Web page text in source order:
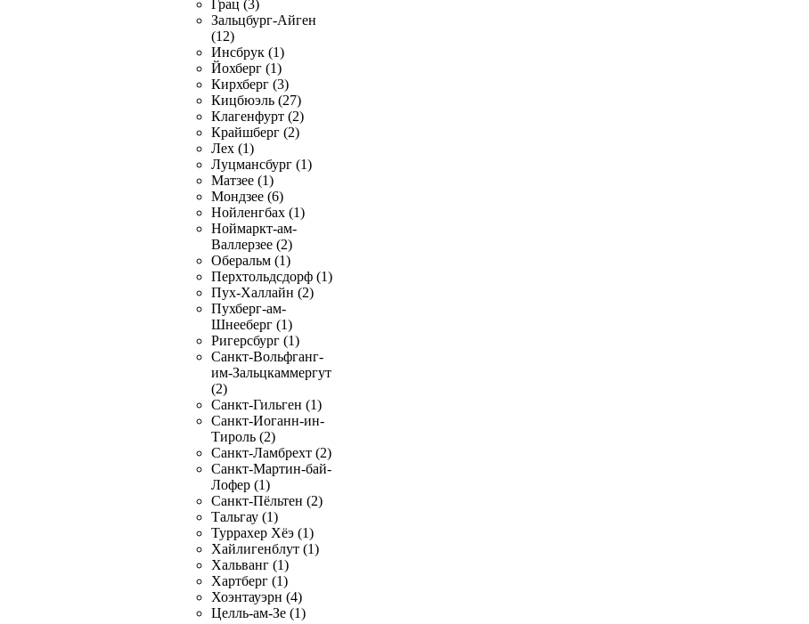
Грац (3)
Зальцбург-Айген
(12)
Инсбрук (1)
Йохберг (1)
Кирхберг (3)
Кицбюэль (27)
Клагенфурт (2)
Крайшберг (2)
Лех (1)
Луцмансбург (1)
Матзее (1)
Мондзее (6)
Нойленгбах (1)
Ноймаркт-ам-
Валлерзее (2)
Оберальм (1)
Перхтольдсдорф (1)
Пух-Халлайн (2)
Пухберг-ам-
Шнееберг (1)
Ригерсбург (1)
Санкт-Вольфганг-
им-Зальцкаммергут
(2)
Санкт-Гильген (1)
Санкт-Иоганн-ин-
Тироль (2)
Санкт-Ламбрехт (2)
Санкт-Мартин-бай-
Лофер (1)
Санкт-Пёльтен (2)
Тальгау (1)
Туррахер Хёэ (1)
Хайлигенблут (1)
Хальванг (1)
Хартберг (1)
Хоэнтауэрн (4)
Целль-ам-Зе (1)